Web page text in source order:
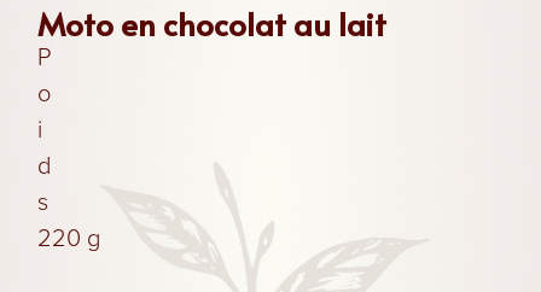
Les
Boites
Les
Biscuits
Moto en chocolat au lait
P
o
i
d
s
220 g